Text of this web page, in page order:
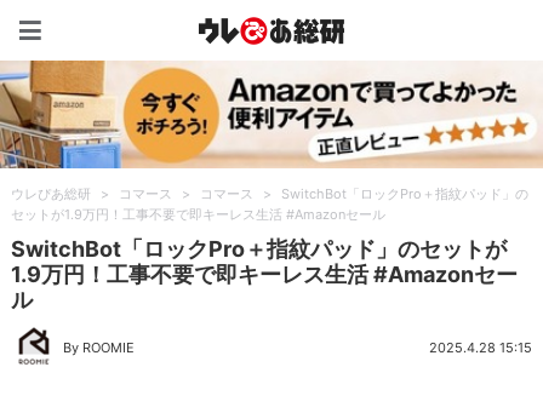
ウレぴあ総研 > コマース > コマース >
SwitchBot「ロックPro＋指紋パッド」の
セットが1.9万円！工事不要で即キーレス生活 #Amazonセール
SwitchBot「ロックPro＋指紋パッド」のセットが
1.9万円！工事不要で即キーレス生活 #Amazonセー
ル
By ROOMIE 2025.4.28 15:15